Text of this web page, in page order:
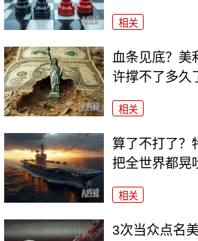
相关
血条见底？美
许撑不了多久
相关
算了不打了？
把全世界都晃
相关
3次当众点名